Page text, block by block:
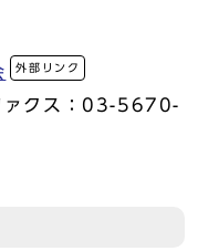
外部リンク
クス：03-5670-